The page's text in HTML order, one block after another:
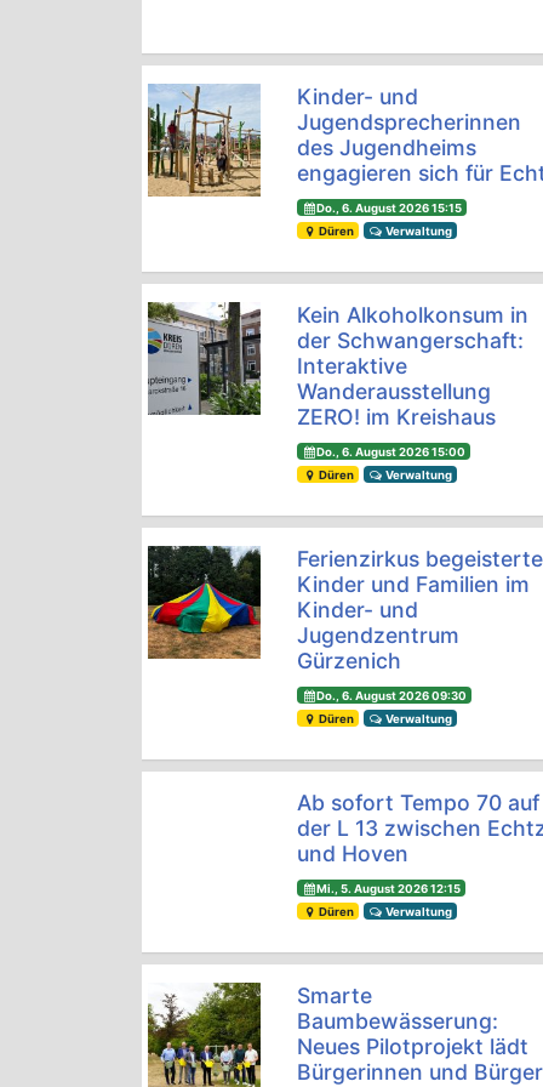
Kinder- und
Jugendsprecherinnen
des Jugendheims
engagieren sich für
Do., 6. August 2026 15:15
Düren
Verwaltung
Kein Alkoholkonsum in
der Schwangerschaft:
Interaktive
Wanderausstellung
ZERO! im Kreishaus
Do., 6. August 2026 15:00
Düren
Verwaltung
Ferienzirkus begeisterte
Kinder und Familien im
Kinder- und
Jugendzentrum
Gürzenich
Do., 6. August 2026 09:30
Düren
Verwaltung
Ab sofort Tempo 70 auf
der L 13 zwischen
und Hoven
Mi., 5. August 2026 12:15
Düren
Verwaltung
Smarte
Baumbewässerung:
Neues Pilotprojekt lädt
Bürgerinnen und Bürger